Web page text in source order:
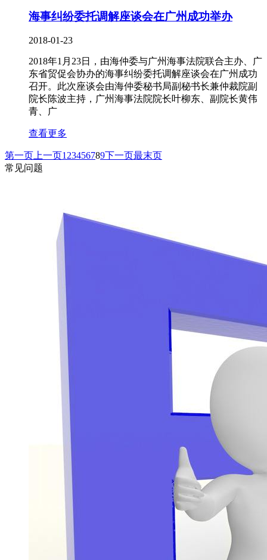
海事纠纷委托调解座谈会在广州成功举办
2018-01-23
2018年1月23日，由海仲委与广州海事法院联合主办、广
东省贸促会协办的海事纠纷委托调解座谈会在广州成功
召开。此次座谈会由海仲委秘书局副秘书长兼仲裁院副
院长陈波主持，广州海事法院院长叶柳东、副院长黄伟
青、广
查看更多
第一页 上一页1 23456789下一页最末页
常见问题